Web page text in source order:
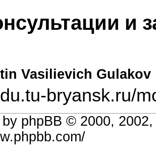
и
Vasilievich Gulakov
bryansk.ru/
phpBB © 2000,